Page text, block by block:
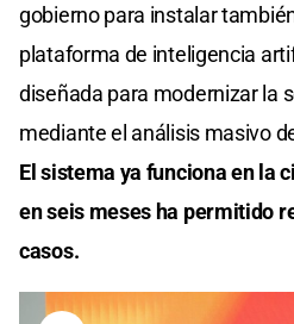
gobierno para instalar
plataforma de inteligencia
diseñada para modernizar la
mediante el análisis masivo
El sistema ya funciona en la
en seis meses ha permitido
casos.